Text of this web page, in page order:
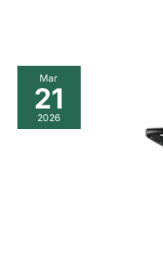
Mar
21
2026
Test
du
coupe-
bordure
Black+Decker